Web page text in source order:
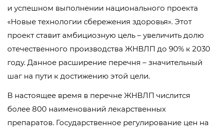
и успешном выполнении национального проекта
«Новые технологии сбережения здоровья». Этот
проект ставит амбициозную цель – увеличить долю
отечественного производства ЖНВЛП до 90% к 2030
году. Данное расширение перечня – значительный
шаг на пути к достижению этой цели.
В настоящее время в перечне ЖНВЛП числится
более 800 наименований лекарственных
препаратов. Государственное регулирование цен на